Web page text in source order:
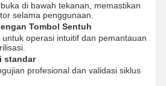
Otomatis
Air
di bawah tekanan, memastikan
selama penggunaan.
Tombol Sentuh
operasi intuitif dan pemantauan
standar
profesional dan validasi siklus